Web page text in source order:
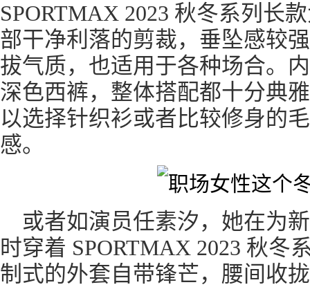
SPORTMAX 2023 秋冬系列长
部干净利落的剪裁，垂坠感较
拔气质，也适用于各种场合。
深色西裤，整体搭配都十分典
以选择针织衫或者比较修身的
感。
或者如演员任素汐，她在为
时穿着 SPORTMAX 2023 秋冬
制式的外套自带锋芒，腰间收